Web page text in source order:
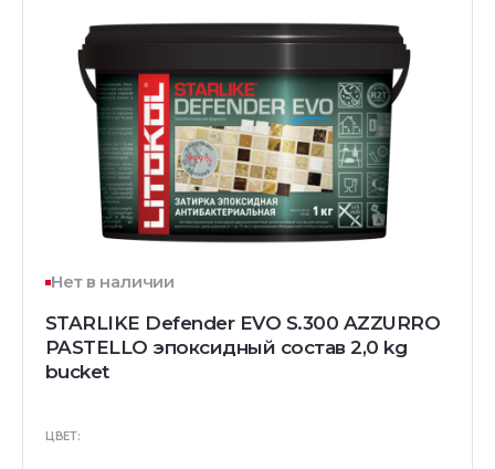
Нет в наличии
STARLIKE Defender EVO S.300 AZZURRO
PASTELLO эпоксидный состав 2,0 kg
bucket
ЦВЕТ: